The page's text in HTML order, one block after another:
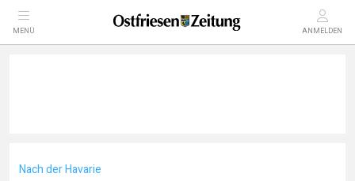
MENÜ ANMELDEN
Nach der Havarie